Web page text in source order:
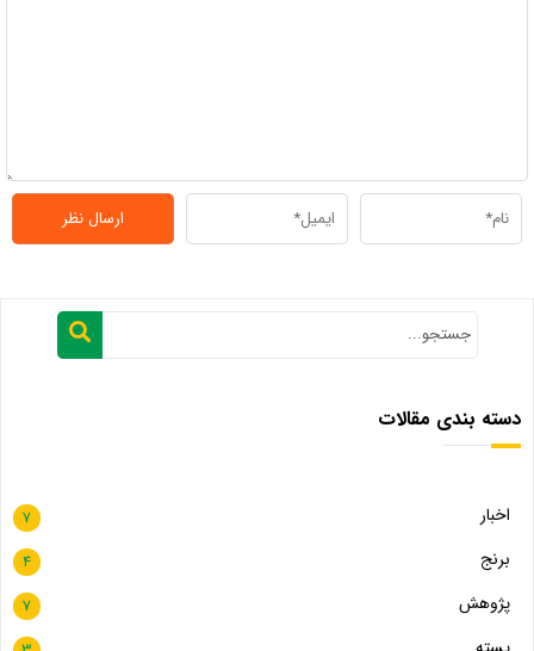
دسته بندی مقالات
اخبار 7
برنج 4
پژوهش 7